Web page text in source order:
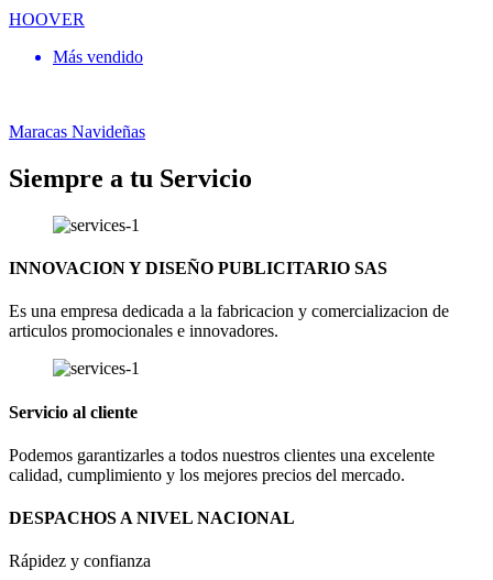
HOOVER
Más vendido
Maracas Navideñas
Siempre a tu Servicio
INNOVACION Y DISEÑO PUBLICITARIO SAS
Es una empresa dedicada a la fabricacion y comercializacion de
articulos promocionales e innovadores.
Servicio al cliente
Podemos garantizarles a todos nuestros clientes una excelente
calidad, cumplimiento y los mejores precios del mercado.
DESPACHOS A NIVEL NACIONAL
Rápidez y confianza